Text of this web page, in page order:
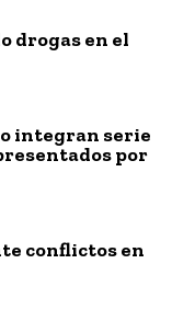
drogas en el
integran serie
por
conflictos en